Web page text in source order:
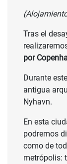
Tras el
por
Durante
antigua
Nyhavn.
En esta
podremos
como de
metrópolis: